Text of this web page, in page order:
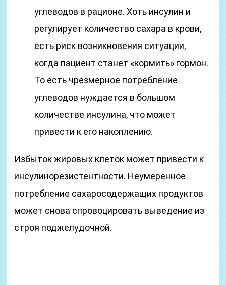
углеводов в рационе. Хоть инсулин и
регулирует количество сахара в крови,
есть риск возникновения ситуации,
когда пациент станет «кормить» гормон.
То есть чрезмерное потребление
углеводов нуждается в большом
количестве инсулина, что может
привести к его накоплению.
Избыток жировых клеток может привести к
инсулинорезистентности. Неумеренное
потребление сахаросодержащих продуктов
может снова спровоцировать выведение из
строя поджелудочной.